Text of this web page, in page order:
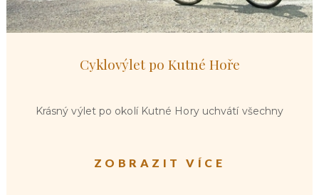
Cyklovýlet po Kutné Hoře
Krásný výlet po okolí Kutné Hory uchvátí všechny
ZOBRAZIT VÍCE